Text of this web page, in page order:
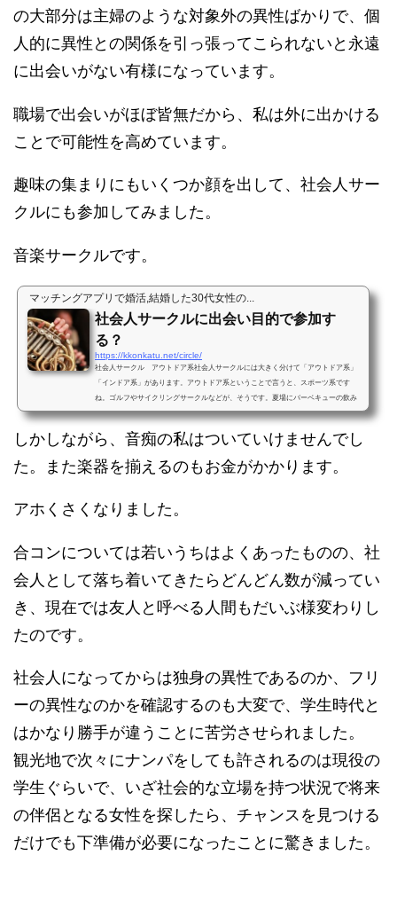
の大部分は主婦のような対象外の異性ばかりで、個
人的に異性との関係を引っ張ってこられないと永遠
に出会いがない有様になっています。
職場で出会いがほぼ皆無だから、私は外に出かける
ことで可能性を高めています。
趣味の集まりにもいくつか顔を出して、社会人サー
クルにも参加してみました。
音楽サークルです。
マッチングアプリで婚活,結婚した30代女性の...
社会人サークルに出会い目的で参加す
る？
https://kkonkatu.net/circle/
社会人サークル アウトドア系社会人サークルには大きく分けて「アウトドア系」
「インドア系」があります。アウトドア系ということで言うと、スポーツ系です
ね。ゴルフやサイクリングサークルなどが、そうです。夏場にバーベキューの飲み
会なんてのもアウトドア系と...
しかしながら、音痴の私はついていけませんでし
た。また楽器を揃えるのもお金がかかります。
アホくさくなりました。
合コンについては若いうちはよくあったものの、社
会人として落ち着いてきたらどんどん数が減ってい
き、現在では友人と呼べる人間もだいぶ様変わりし
たのです。
社会人になってからは独身の異性であるのか、フリ
ーの異性なのかを確認するのも大変で、学生時代と
はかなり勝手が違うことに苦労させられました。
観光地で次々にナンパをしても許されるのは現役の
学生ぐらいで、いざ社会的な立場を持つ状況で将来
の伴侶となる女性を探したら、チャンスを見つける
だけでも下準備が必要になったことに驚きました。